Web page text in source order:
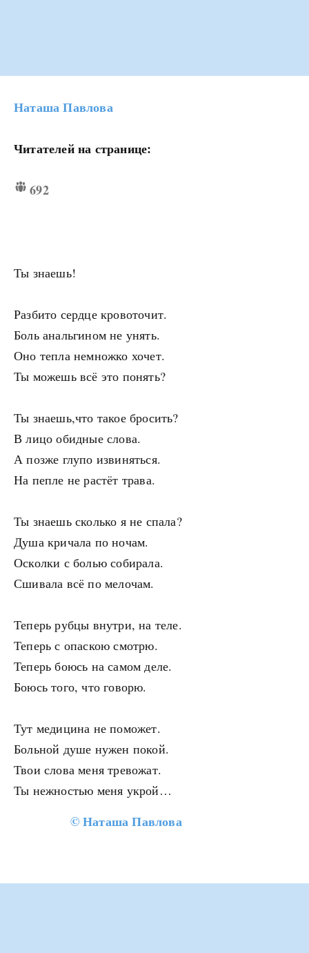
Наташа Павлова
Читателей на странице:
692
Ты знаешь!
Разбито сердце кровоточит.
Боль анальгином не унять.
Оно тепла немножко хочет.
Ты можешь всё это понять?
Ты знаешь,что такое бросить?
В лицо обидные слова.
А позже глупо извиняться.
На пепле не растёт трава.
Ты знаешь сколько я не спала?
Душа кричала по ночам.
Осколки с болью собирала.
Сшивала всё по мелочам.
Теперь рубцы внутри, на теле.
Теперь с опаскою смотрю.
Теперь боюсь на самом деле.
Боюсь того, что говорю.
Тут медицина не поможет.
Больной душе нужен покой.
Твои слова меня тревожат.
Ты нежностью меня укрой…
©Наташа Павлова